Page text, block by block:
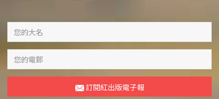
訂閱紅出版電子報